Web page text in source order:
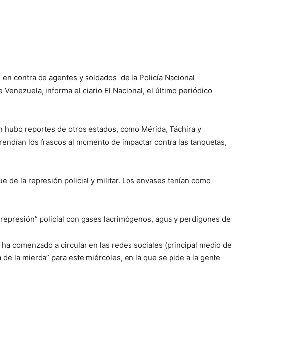
contra de agentes y soldados de la Policía Nacional
Venezuela, informa el diario El Nacional, el último periódico
hubo reportes de otros estados, como Mérida, Táchira y
los frascos al momento de impactar contra las tanquetas,
de la represión policial y militar. Los envases tenían como
policial con gases lacrimógenos, agua y perdigones de
comenzado a circular en las redes sociales (principal medio de
la mierda” para este miércoles, en la que se pide a la gente